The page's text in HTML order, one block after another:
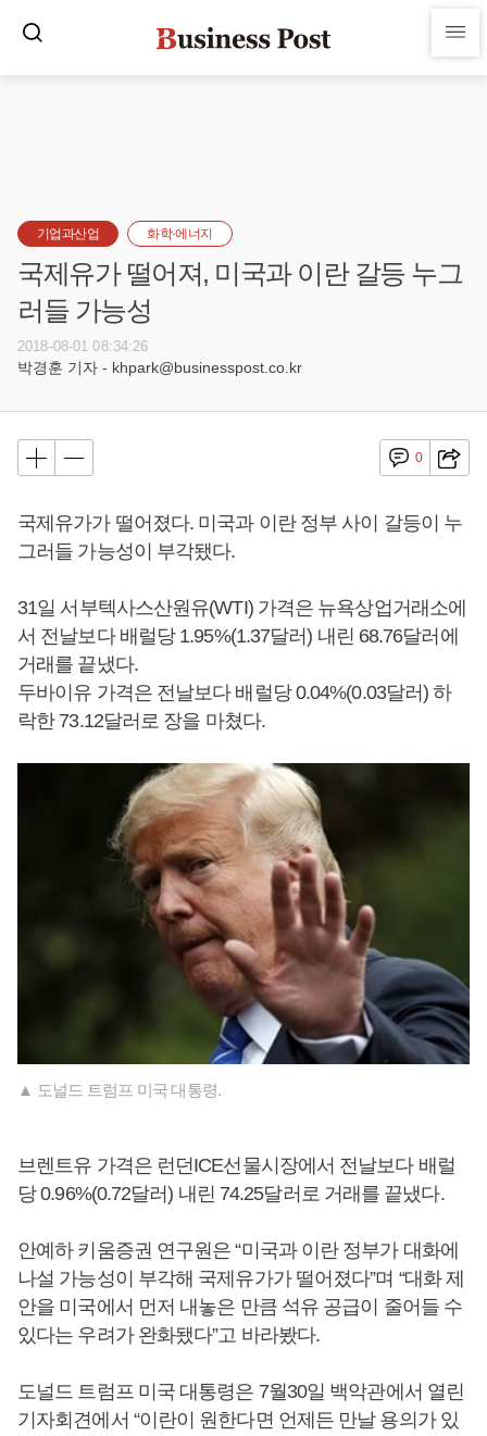
기업과산업 화학·에너지
국제유가 떨어져, 미국과 이란 갈등 누그
러들 가능성
2018-08-01 08:34:26
박경훈 기자 - khpark@businesspost.co.kr
0
국제유가가 떨어졌다. 미국과 이란 정부 사이 갈등이 누
그러들 가능성이 부각됐다.
31일 서부텍사스산원유(WTI) 가격은 뉴욕상업거래소에
서 전날보다 배럴당 1.95%(1.37달러) 내린 68.76달러에
거래를 끝냈다.
두바이유 가격은 전날보다 배럴당 0.04%(0.03달러) 하
락한 73.12달러로 장을 마쳤다.
▲ 도널드 트럼프 미국 대통령.
브렌트유 가격은 런던ICE선물시장에서 전날보다 배럴
당 0.96%(0.72달러) 내린 74.25달러로 거래를 끝냈다.
안예하 키움증권 연구원은 “미국과 이란 정부가 대화에
나설 가능성이 부각해 국제유가가 떨어졌다”며 “대화 제
안을 미국에서 먼저 내놓은 만큼 석유 공급이 줄어들 수
있다는 우려가 완화됐다”고 바라봤다.
도널드 트럼프 미국 대통령은 7월30일 백악관에서 열린
기자회견에서 “이란이 원한다면 언제든 만날 용의가 있